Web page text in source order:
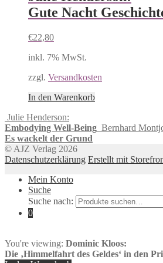
Gute Nacht
€22,80
inkl. 7% MwSt.
zzgl. Versandkosten
In den Warenkorb
Julie Henderson:
Embodying Well-Being Bernhard
Es wackelt der Grund
© AJZ Verlag 2026
Datenschutzerklärung Erstellt mit
Mein Konto
Suche
Suche nach:
0
You're viewing: Dominic Kloos:
Die ‚Himmelfahrt des Geldes‘ in den